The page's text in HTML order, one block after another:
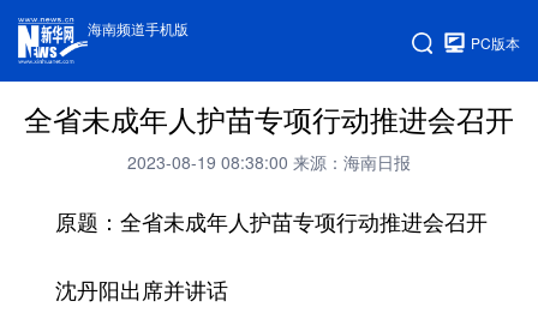
海南频道手机版
PC版本
全省未成年人护苗专项行动推进会召开
2023-08-19 08:38:00 来源：海南日报
原题：全省未成年人护苗专项行动推进会召开
沈丹阳出席并讲话